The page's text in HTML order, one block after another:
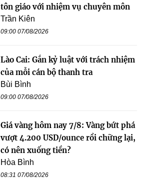
tôn giáo với nhiệm vụ chuyên môn
Trần Kiên
09:00 07/08/2026
Lào Cai: Gắn kỷ luật với trách nhiệm
của mỗi cán bộ thanh tra
Bùi Bình
09:00 07/08/2026
Giá vàng hôm nay 7/8: Vàng bứt phá
vượt 4.200 USD/ounce rồi chững lại,
có nên xuống tiền?
Hòa Bình
08:31 07/08/2026